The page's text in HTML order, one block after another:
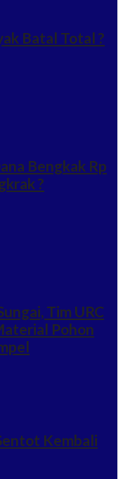
Batal Total ?
Bengkak Rp
?
Tim URC
Pohon
Kembali